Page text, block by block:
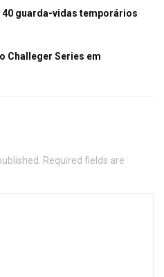
guarda-vidas temporários
Challeger Series em
Required fields are